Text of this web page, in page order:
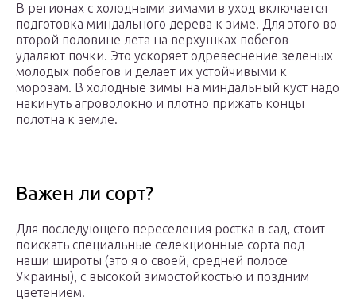
В регионах с холодными зимами в уход включается
подготовка миндального дерева к зиме. Для этого во
второй половине лета на верхушках побегов
удаляют почки. Это ускоряет одревеснение зеленых
молодых побегов и делает их устойчивыми к
морозам. В холодные зимы на миндальный куст надо
накинуть агроволокно и плотно прижать концы
полотна к земле.
Важен ли сорт?
Для последующего переселения ростка в сад, стоит
поискать специальные селекционные сорта под
наши широты (это я о своей, средней полосе
Украины), с высокой зимостойкостью и поздним
цветением.